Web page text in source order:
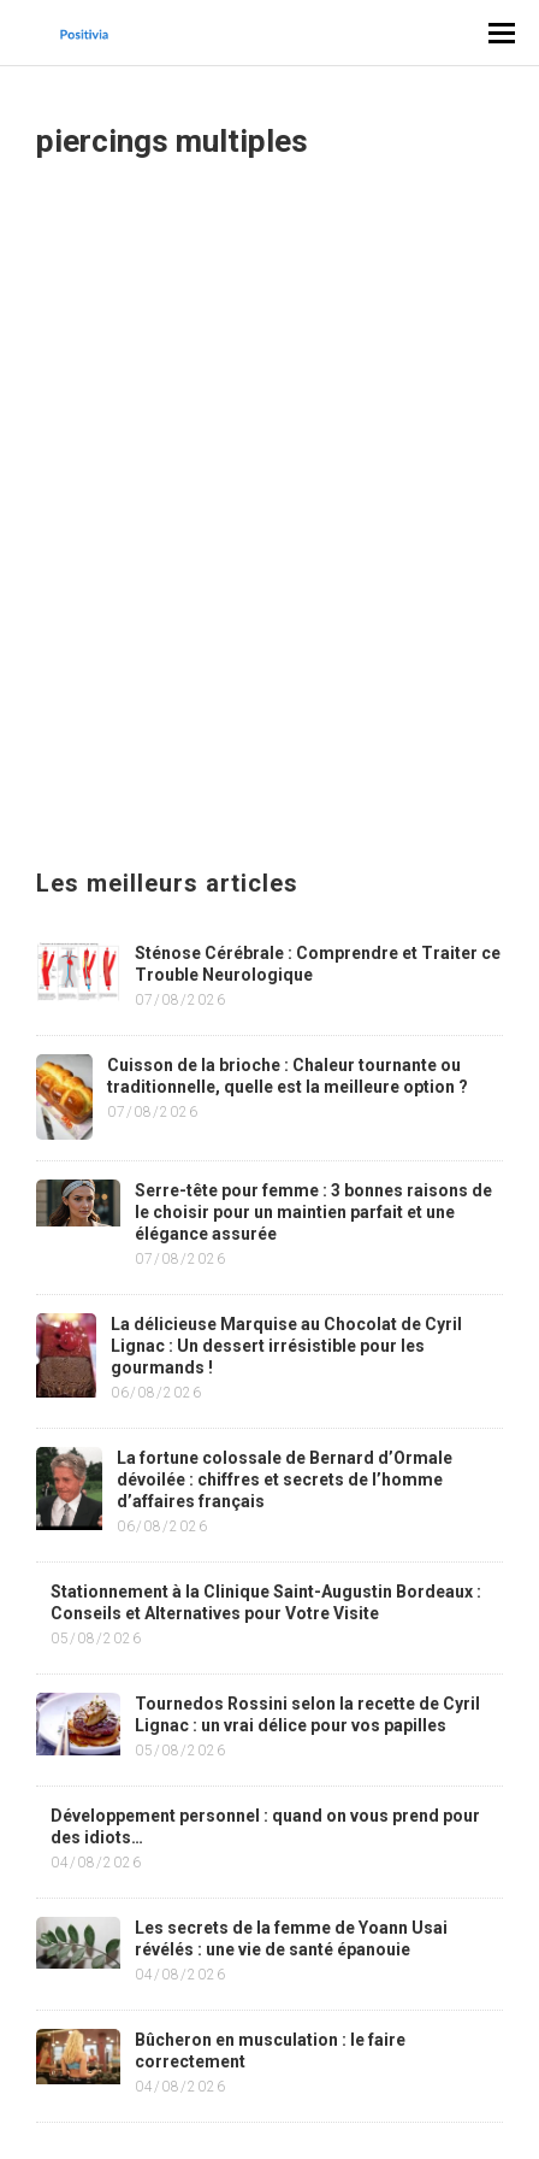
piercings multiples
Les meilleurs articles
Sténose Cérébrale : Comprendre et Traiter ce
Trouble Neurologique
07/08/2026
Cuisson de la brioche : Chaleur tournante ou
traditionnelle, quelle est la meilleure option ?
07/08/2026
Serre-tête pour femme : 3 bonnes raisons de
le choisir pour un maintien parfait et une
élégance assurée
07/08/2026
La délicieuse Marquise au Chocolat de Cyril
Lignac : Un dessert irrésistible pour les
gourmands !
06/08/2026
La fortune colossale de Bernard d’Ormale
dévoilée : chiffres et secrets de l’homme
d’affaires français
06/08/2026
Stationnement à la Clinique Saint-Augustin Bordeaux :
Conseils et Alternatives pour Votre Visite
05/08/2026
Tournedos Rossini selon la recette de Cyril
Lignac : un vrai délice pour vos papilles
05/08/2026
Développement personnel : quand on vous prend pour
des idiots…
04/08/2026
Les secrets de la femme de Yoann Usai
révélés : une vie de santé épanouie
04/08/2026
Bûcheron en musculation : le faire
correctement
04/08/2026